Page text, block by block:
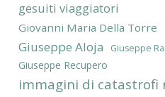
gesuiti viaggiatori
Giovanni Maria Della Torre
Giuseppe Aloja Giuseppe
Giuseppe Recupero
immagini di catastrofi